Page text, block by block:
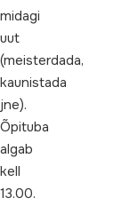
midagi
uut
(meisterdada,
kaunistada
jne).
Õpituba
algab
kell
13.00.